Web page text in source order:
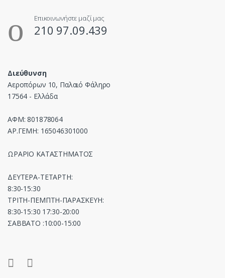
Επικοινωνήστε μαζί μας
210 97.09.439
Διεύθυνση
Αεροπόρων 10, Παλαιό Φάληρο
17564 - Ελλάδα
ΑΦΜ: 801878064
ΑΡ.ΓΕΜΗ: 165046301000
ΩΡΑΡΙΟ ΚΑΤΑΣΤΗΜΑΤΟΣ
ΔΕΥΤΕΡΑ-ΤΕΤΑΡΤΗ:
8:30-15:30
ΤΡΙΤΗ-ΠΕΜΠΤΗ-ΠΑΡΑΣΚΕΥΗ:
8:30-15:30 17:30-20:00
ΣΑΒΒΑΤΟ :10:00-15:00